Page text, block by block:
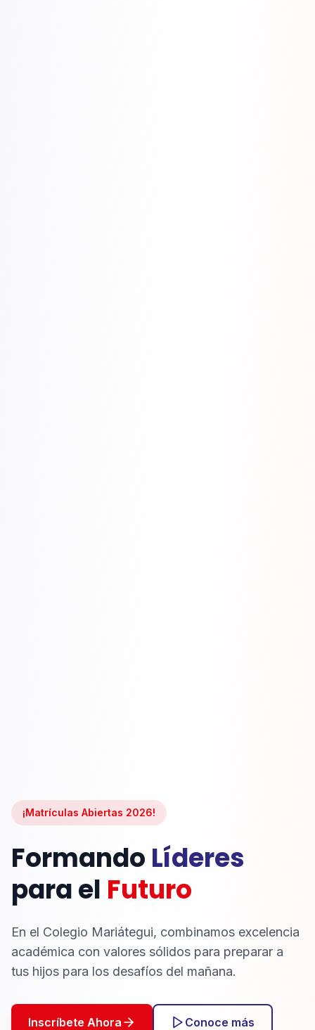
¡Matrículas Abiertas 2026!
Formando Líderes
para el Futuro
En el Colegio Mariátegui, combinamos excelencia
académica con valores sólidos para preparar a
tus hijos para los desafíos del mañana.
Inscríbete Ahora Conoce más